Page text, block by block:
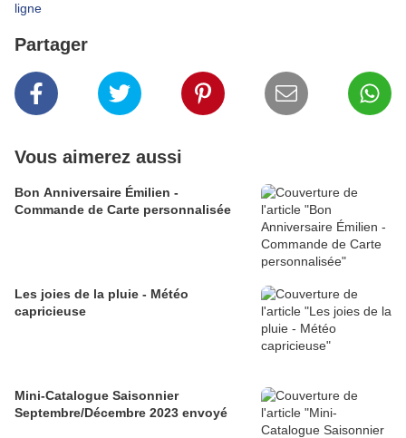
ligne
Partager
Vous aimerez aussi
Bon Anniversaire Émilien -
Commande de Carte personnalisée
Les joies de la pluie - Météo
capricieuse
Mini-Catalogue Saisonnier
Septembre/Décembre 2023 envoyé